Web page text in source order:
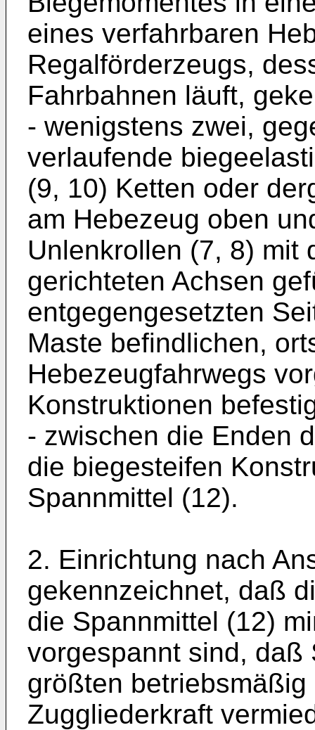
eines verfahrbaren
Regalförderzeugs,
Fahrbahnen läuft,
- wenigstens zwei,
verlaufende
(9, 10) Ketten oder
am Hebezeug oben
Unlenkrollen (7, 8) mit
gerichteten Achsen
entgegengesetzten
Maste befindlichen,
Hebezeugfahrwegs
Konstruktionen
- zwischen die Enden
die biegesteifen
Spannmittel (12).
2. Einrichtung nach
gekennzeichnet, daß
die Spannmittel (12)
vorgespannt sind, daß
größten
Zuggliederkraft